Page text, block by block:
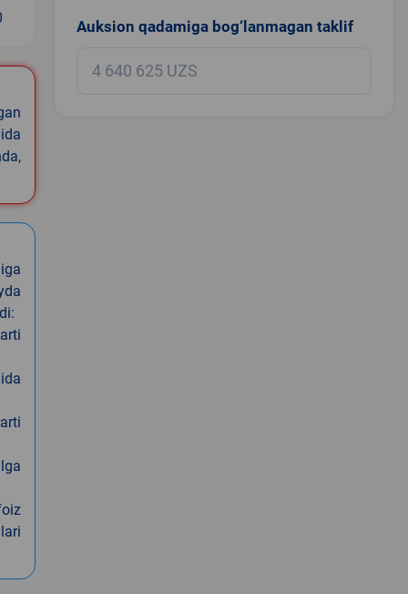
Auksion qadamiga bog‘lanmagan taklif